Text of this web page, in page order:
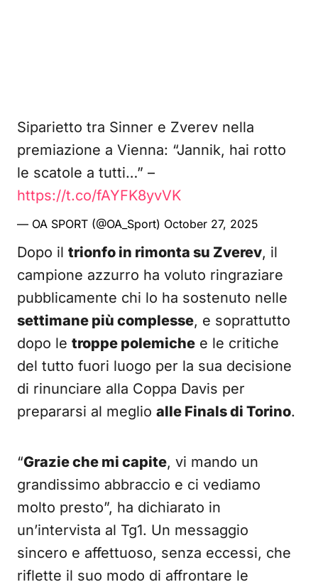
Siparietto tra Sinner e Zverev nella
premiazione a Vienna: “Jannik, hai rotto
le scatole a tutti…” –
https://t.co/fAYFK8yvVK
— OA SPORT (@OA_Sport) October 27, 2025
Dopo il trionfo in rimonta su Zverev, il
campione azzurro ha voluto ringraziare
pubblicamente chi lo ha sostenuto nelle
settimane più complesse, e soprattutto
dopo le troppe polemiche e le critiche
del tutto fuori luogo per la sua decisione
di rinunciare alla Coppa Davis per
prepararsi al meglio alle Finals di Torino.
“Grazie che mi capite, vi mando un
grandissimo abbraccio e ci vediamo
molto presto”, ha dichiarato in
un’intervista al Tg1. Un messaggio
sincero e affettuoso, senza eccessi, che
riflette il suo modo di affrontare le